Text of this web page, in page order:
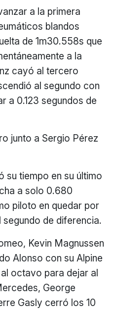
a la primera
blandos
de 1m30.558s que
a la
cayó al tercero
al segundo con
a 0.123 segundos de
junto a Sergio Pérez
su tiempo en su último
a solo 0.680
piloto en quedar por
de diferencia.
Kevin Magnussen
Alonso con su Alpine
octavo para dejar al
George
Gasly cerró los 10